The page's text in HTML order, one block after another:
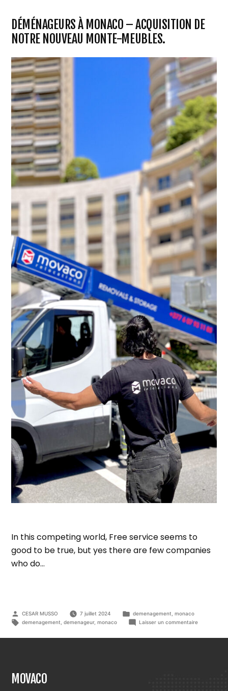
DÉMÉNAGEURS À MONACO – ACQUISITION DE
NOTRE NOUVEAU MONTE-MEUBLES.
In this competing world, Free service seems to
good to be true, but yes there are few companies
who do…
Publié
par
CESAR MUSSO 7 juillet 2024
Publié
dans
demenagement monaco
Étiquettes :
demenagement demenageur, monaco Laisser un commentairesur
à
MOVACO